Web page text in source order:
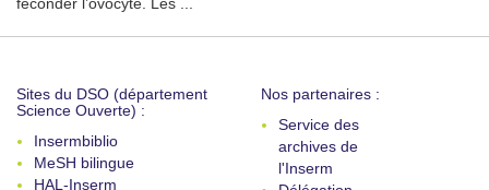
Sites du DSO (département
Science Ouverte) :
Insermbiblio
MeSH bilingue
HAL-Inserm
Nos partenaires :
Service des
archives de
l'Inserm